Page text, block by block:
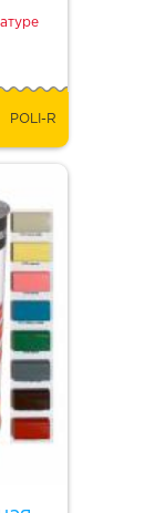
POLI-R